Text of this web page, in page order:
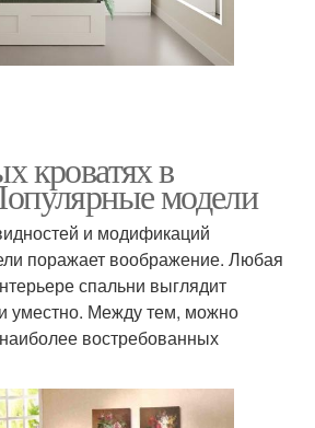
кроватях в
модели
и модификаций
поражает воображение. Любая
спальни выглядит
уместно. Между тем, можно
востребованных